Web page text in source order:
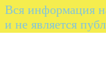
Вся информация
и не является